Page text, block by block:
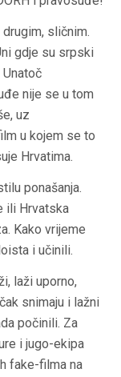
sličnim.
gdje su srpski
nije se u tom
uz
u kojem se to
Hrvatima.
ponašanja.
ili Hrvatska
Kako vrijeme
i učinili.
laži uporno,
snimaju i lažni
počinili. Za
i jugo-ekipa
fake-filma na